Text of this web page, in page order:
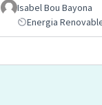
Isabel Bou Bayona
Energia